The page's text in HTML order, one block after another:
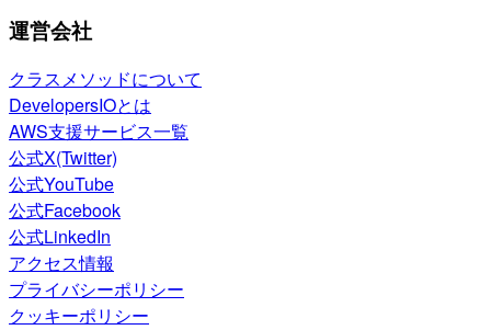
運営会社
クラスメソッドについて
DevelopersIOとは
AWS支援サービス一覧
公式X(Twitter)
公式YouTube
公式Facebook
公式LinkedIn
アクセス情報
プライバシーポリシー
クッキーポリシー